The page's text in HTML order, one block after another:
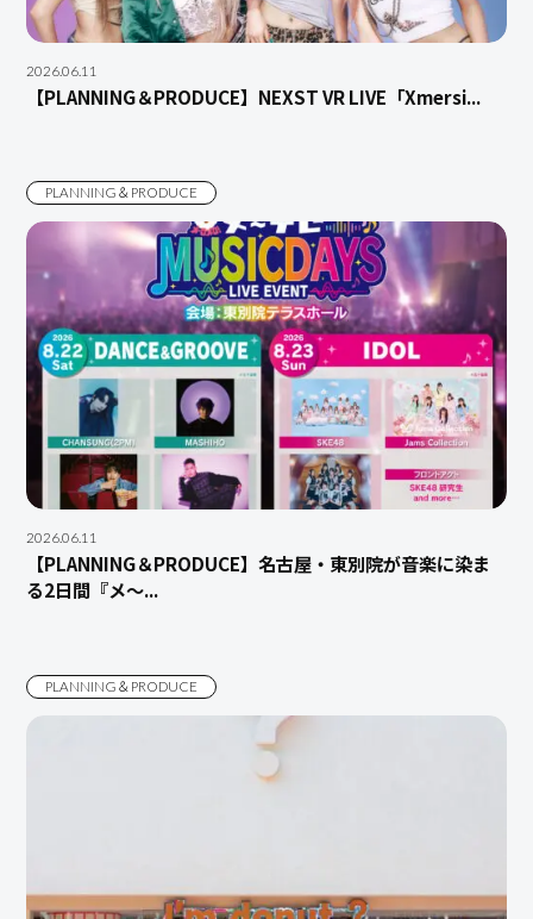
2026.06.11
【PLANNING＆PRODUCE】NEXST VR LIVE「Xmersi...
PLANNING＆PRODUCE
2026.06.11
【PLANNING＆PRODUCE】名古屋・東別院が音楽に染ま
る2日間『メ～...
PLANNING＆PRODUCE